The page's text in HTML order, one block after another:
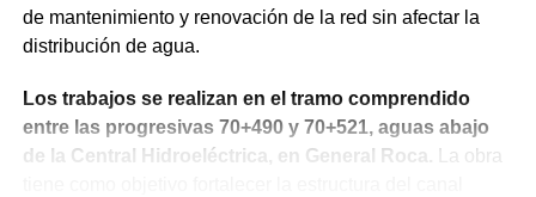
de mantenimiento y renovación de la red sin afectar la
distribución de agua.
Los trabajos se realizan en el tramo comprendido
entre las progresivas 70+490 y 70+521, aguas abajo
de la Central Hidroeléctrica, en General Roca.
La obra